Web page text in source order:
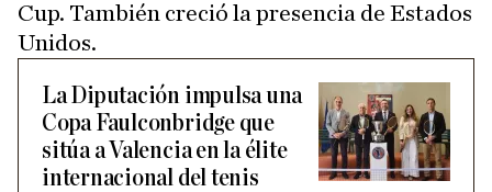
Cup. También creció la presencia de Estados
Unidos.
La Diputación impulsa una
Copa Faulconbridge que
sitúa a Valencia en la élite
internacional del tenis